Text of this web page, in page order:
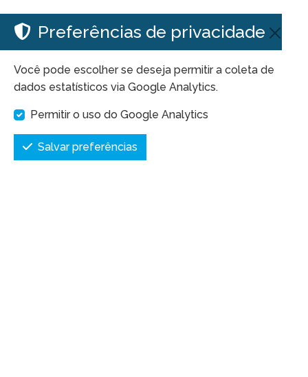
Preferências de privacidade
Você pode escolher se deseja permitir a coleta de
dados estatísticos via Google Analytics.
Permitir o uso do Google Analytics
Salvar preferências